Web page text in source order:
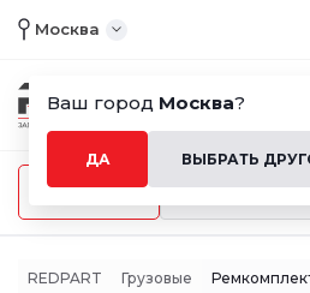
Ваш город Москва?
ДА ВЫБРАТЬ
Москва
Меню
REDPART Грузовые